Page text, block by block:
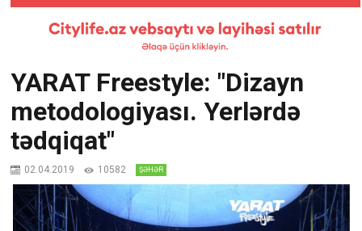
YARAT Freestyle: "Dizayn
metodologiyası. Yerlərdə
tədqiqat"
02.04.2019 10582 ŞƏHƏR